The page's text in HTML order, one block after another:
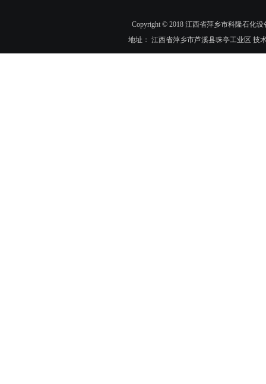
Copyright © 2018 江西省萍乡市科隆石化
地址： 江西省萍乡市芦溪县珠亭工业区 技